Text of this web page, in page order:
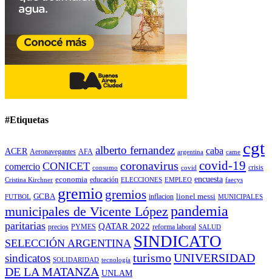
#Etiquetas
ACER Aeronavegantes AFA alberto fernandez argentina caba came cgt
comercio CONICET consumo coronavirus covid covid-19 crisis
Cristina Kirchner economia educación ELECCIONES EMPLEO encuesta faecys
FUTBOL GCBA gremio gremios inflacion lionel messi MUNICIPALES
municipales de Vicente López pandemia
paritarias precios PYMES QATAR 2022 reforma laboral SALUD
SELECCIÓN ARGENTINA SINDICATO
sindicatos SOLIDARIDAD tecnología turismoUNIVERSIDAD
DE LA MATANZA UNLAM